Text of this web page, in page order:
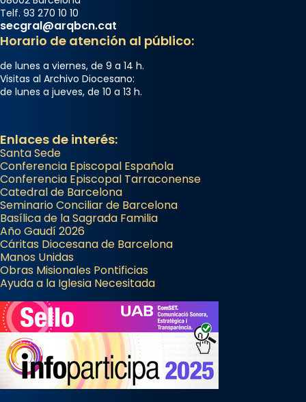
Telf. 93 270 10 10
secgral@arqbcn.cat
Horario de atención al público:
de lunes a viernes, de 9 a 14 h.
Visitas al Archivo Diocesano:
de lunes a jueves, de 10 a 13 h.
Enlaces de interés:
Santa Sede
Conferencia Episcopal Española
Conferencia Episcopal Tarraconense
Catedral de Barcelona
Seminario Conciliar de Barcelona
Basílica de la Sagrada Familia
Año Gaudí 2026
Cáritas Diocesana de Barcelona
Manos Unidas
Obras Misionales Pontificias
Ayuda a la Iglesia Necesitada